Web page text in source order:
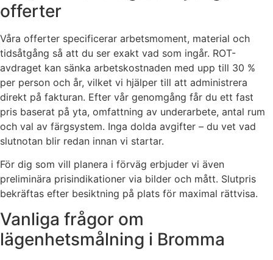
offerter
Våra offerter specificerar arbetsmoment, material och
tidsåtgång så att du ser exakt vad som ingår. ROT-
avdraget kan sänka arbetskostnaden med upp till 30 %
per person och år, vilket vi hjälper till att administrera
direkt på fakturan. Efter vår genomgång får du ett fast
pris baserat på yta, omfattning av underarbete, antal rum
och val av färgsystem. Inga dolda avgifter – du vet vad
slutnotan blir redan innan vi startar.
För dig som vill planera i förväg erbjuder vi även
preliminära prisindikationer via bilder och mått. Slutpris
bekräftas efter besiktning på plats för maximal rättvisa.
Vanliga frågor om
lägenhetsmålning i Bromma